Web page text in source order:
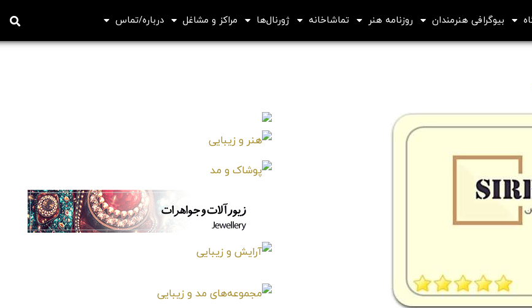
بیوگرافی هنرمندان روزنامه هنر تماشاخانه ژورنال‌ها مراکز و مشاغل درباره/تماس